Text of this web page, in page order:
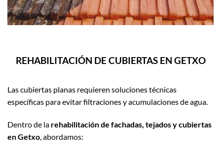
REHABILITACIÓN DE CUBIERTAS EN GETXO
Las cubiertas planas requieren soluciones técnicas
específicas para evitar filtraciones y acumulaciones de agua.
Dentro de la rehabilitación de fachadas, tejados y cubiertas
en Getxo , abordamos: